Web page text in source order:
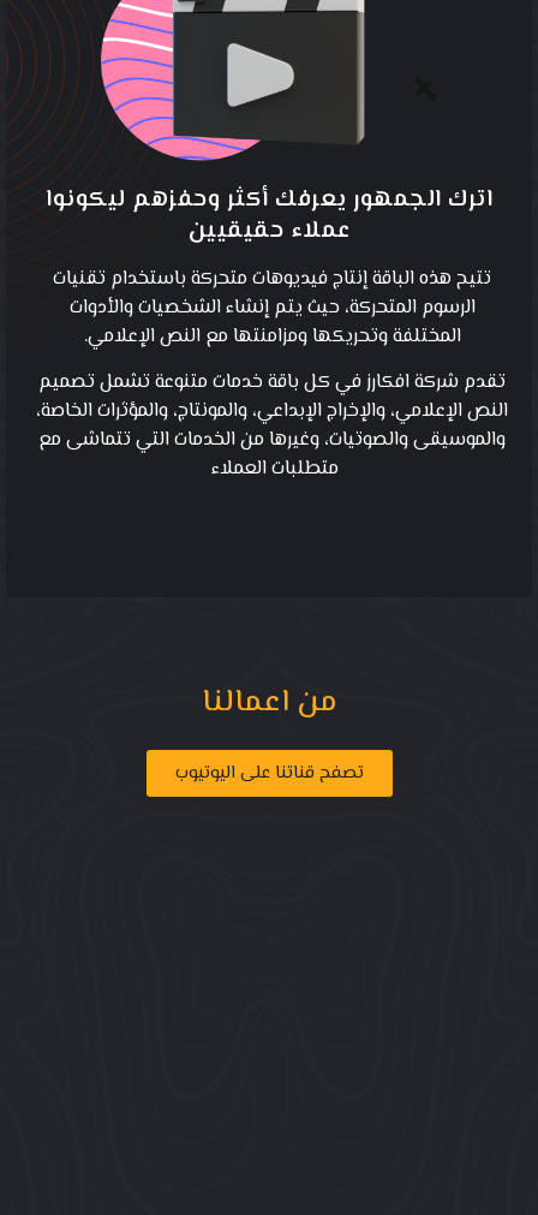
اترك الجمهور يعرفك أكثر وحفزهم ليكونوا
عملاء حقيقيين
تتيح هذه الباقة إنتاج فيديوهات متحركة باستخدام تقنيات
الرسوم المتحركة، حيث يتم إنشاء الشخصيات والأدوات
المختلفة وتحريكها ومزامنتها مع النص الإعلامي.
تقدم شركة افكارز في كل باقة خدمات متنوعة تشمل تصميم
النص الإعلامي، والإخراج الإبداعي، والمونتاج، والمؤثرات الخاصة،
والموسيقى والصوتيات، وغيرها من الخدمات التي تتماشى مع
متطلبات العملاء
من اعمالنا
تصفح قناتنا على اليوتيوب